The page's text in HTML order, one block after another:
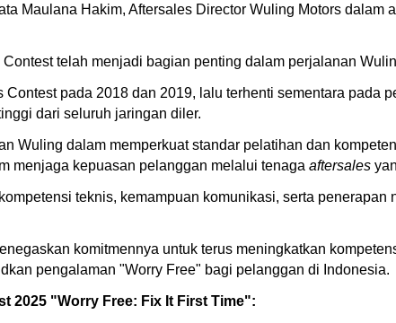
Maulana Hakim, Aftersales Director Wuling Motors dalam
telah menjadi bagian penting dalam perjalanan
pada 2018 dan 2019, lalu terhenti sementara pada
dari seluruh jaringan diler.
Wuling dalam memperkuat standar pelatihan dan
menjaga kepuasan pelanggan melalui tenaga aftersales
teknis, kemampuan komunikasi, serta penerapan
komitmennya untuk terus meningkatkan
pengalaman "Worry Free" bagi pelanggan di Indonesia.
2025 "Worry Free: Fix It First Time":